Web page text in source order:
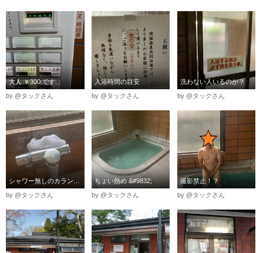
大人 ￥300 です
by @タックさん
入浴時間の目安
by @タックさん
洗わない人いるのか？
by @タックさん
by @タックさん
ちょい熱め &#9832;︎
by @タックさん
撮影禁止！？
by @タックさん